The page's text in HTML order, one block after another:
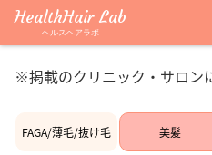
※掲載のクリニック・サロン
FAGA/薄毛/抜け毛 美髪
HealthHair Lab
ヘルスヘアラボ